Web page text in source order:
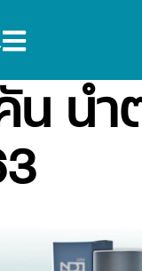
น นำ